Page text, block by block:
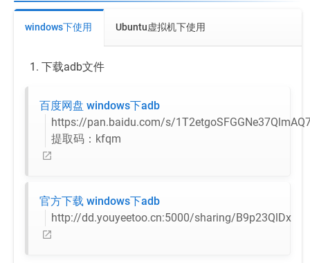
windows下使用 Ubuntu虚拟机下使用
下载adb文件
百度网盘 windows下adb
https://pan.baidu.com/s/
提取码：kfqm
官方下载 windows下adb
http://dd.youyeetoo.cn:5000/sharing/B9p23QlDx